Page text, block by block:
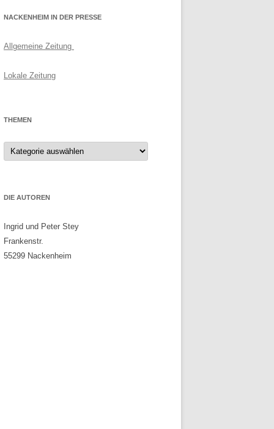
NACKENHEIM IN DER PRESSE
Allgemeine Zeitung
Lokale Zeitung
THEMEN
Themen
DIE AUTOREN
Ingrid und Peter Stey
Frankenstr.
55299 Nackenheim